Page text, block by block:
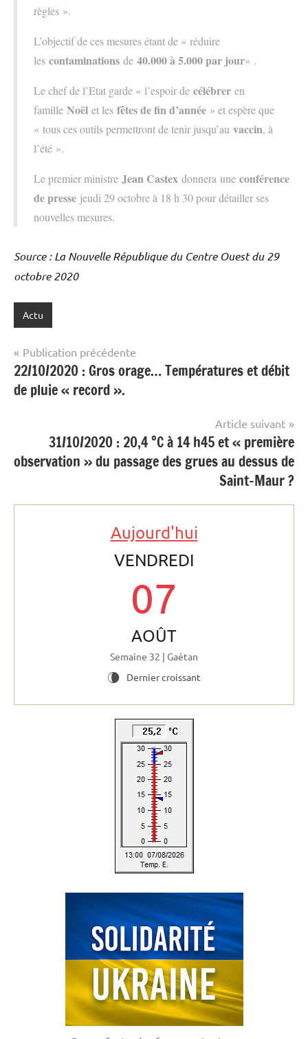
règles ».
L’objectif de ces mesures étant de « réduire
les contaminations de 40.000 à 5.000 par jour« .
Le chef de l’Etat garde « l’espoir de célébrer en
famille Noël et les fêtes de fin d’année » et espère que
« tous ces outils permettront de tenir jusqu’au vaccin, à
l’été ».
Le premier ministre Jean Castex donnera une conférence
de presse jeudi 29 octobre à 18 h 30 pour détailler ses
nouvelles mesures.
Source : La Nouvelle République du Centre Ouest du 29
octobre 2020
Actu
Navigation
de
l’article
Publication précédente
22/10/2020 : Gros orage… Températures et débit
de pluie « record ».
Article suivant
31/10/2020 : 20,4 °C à 14 h45 et « première
observation » du passage des grues au dessus de
Saint-Maur ?
Aujourd'hui
VENDREDI
07
AOÛT
Semaine 32 | Gaétan
V
Dernier croissant